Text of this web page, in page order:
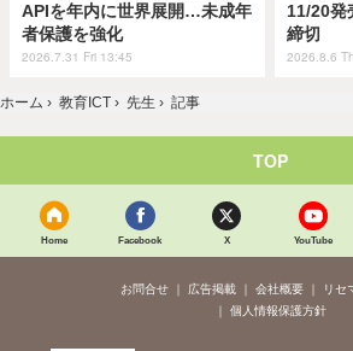
APIを年内に世界展開…未成年
者保護を強化
2026.7.31 Fri 13:45
11/20発
締切
2026.8.6
ホーム › 教育ICT › 先生 › 記事
TOP
Home Facebook X YouTube
お問合せ 広告掲載 会社概要
リセ
個人情報保護方針